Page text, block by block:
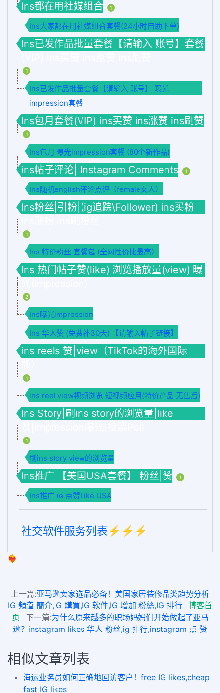
Ins都在用社媒组合 1
Ins大家都在用社媒组合套餐(24小时自助下单)
Ins已发作品批量套餐【请输入 账号】套餐
1
Ins已发作品批量套餐【请输入 账号】 曝光
impression套餐
Ins包月套餐(VIP) ins买赞 ins涨赞 ins刷赞
1
Ins包月 曝光impression套餐 (80个新作品)
ins帖子评论| Instagram Comments 1
Ins随机english评论点评（female女人）
Ins粉丝|引粉|(ig追踪\Follower) ins买粉
1
Ins 特价粉丝 套餐包 (全网性价比最高）
Ins 热门帖子赞(like) 浏览播放量(view) 曝
2
Ins曝光impression
Ins 华人赞 (免费补30天) 【请输入帖子链接】
ins reels 赞|view（TikTok的海外国际
1
ins reel view视频浏览 短视频应用(特价产品 无售后)
Ins Story|刷ins story的浏览量|like
1
刷ins story view的浏览量
Ins推广 【美国USA套餐】 粉丝|赞 1
Ins推广 ɪɢ 点赞Like USA
社交软件服务列表⚡️⚡️⚡️
❤️‍🔥
上一篇:亚马逊卖家选品必备！美国家居装修品类趋势分析
IG 頻道 簡介,IG 購買,IG 软件,IG 增加 粉絲,IG 排行
博客首
页
下一篇:为什么原来越多的职场妈妈们开始做起了亚马
逊？instagram likes 华人 粉丝,ig 排行,instagram 点 赞
相似文章列表
海运业务员如何正确地回访客户！free IG likes,cheap
fast IG likes